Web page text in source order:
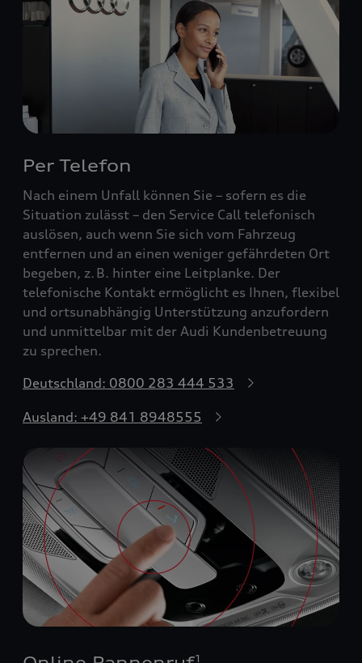
Per Telefon
Nach einem Unfall können Sie – sofern es die
Situation zulässt – den Service Call telefonisch
auslösen, auch wenn Sie sich vom Fahrzeug
entfernen und an einen weniger gefährdeten Ort
begeben, z. B. hinter eine Leitplanke. Der
telefonische Kontakt ermöglicht es Ihnen, flexibel
und ortsunabhängig Unterstützung anzufordern
und unmittelbar mit der Audi Kundenbetreuung
zu sprechen.
Deutschland: 0800 283 444 533
Ausland: +49 841 8948555
1